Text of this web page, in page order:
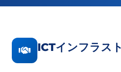
ICTインフラス